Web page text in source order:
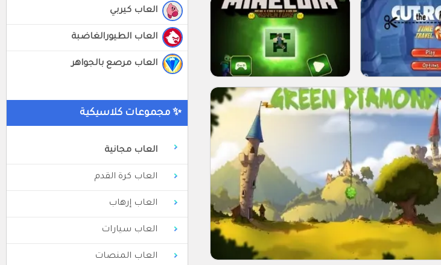
العاب كيربي
العاب الطيورالغاضبة
العاب مرصع بالجواهر
✨ مجموعات كلاسيكية
العاب مجانية
العاب كرة القدم
العاب إرهاب
العاب سيارات
العاب المنصات